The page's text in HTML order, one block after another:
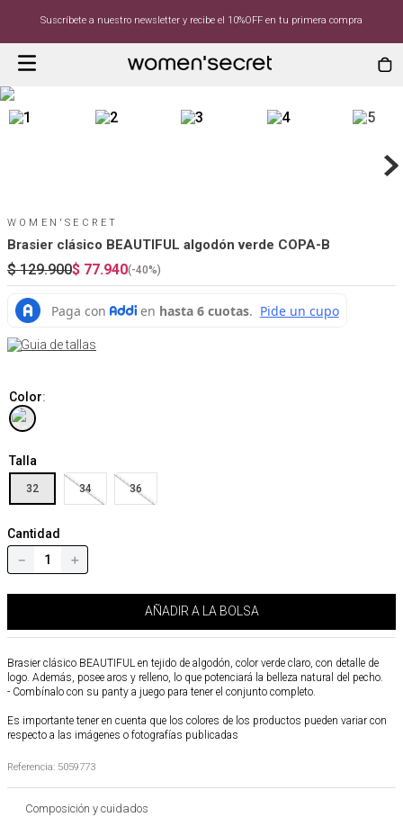
Suscríbete a nuestro newsletter y recibe el 10%OFF en tu primera compra
WOMEN'SECRET
Brasier clásico BEAUTIFUL algodón verde COPA-B
$ 129.900$ 77.940(-40%)
Guia de tallas
Color:
Talla
32 34 36
Cantidad
＋
－
AÑADIR A LA BOLSA
Brasier clásico BEAUTIFUL en tejido de algodón, color verde claro, con detalle de
logo. Además, posee aros y relleno, lo que potenciará la belleza natural del pecho.
- Combínalo con su panty a juego para tener el conjunto completo.
Es importante tener en cuenta que los colores de los productos pueden variar con
respecto a las imágenes o fotografías publicadas
Referencia: 5059773
Composición y cuidados